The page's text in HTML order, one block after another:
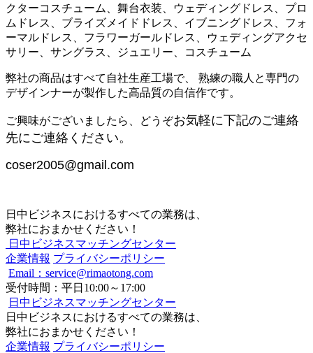
クターコスチューム、舞台衣装、ウェディングドレス、プロ
ムドレス、ブライズメイドドレス、イブニングドレス、フォ
ーマルドレス、フラワーガールドレス、ウェディングアクセ
サリー、サングラス、ジュエリー、コスチューム
弊社の商品はすべて自社生産工場で、 熟練の職人と専門の
デザインナーが製作した高品質の自信作です。
ご興味がございましたら、どうぞお気軽に下記のご連絡
先にご連絡ください。
coser2005@gmail.com
日中ビジネスにおけるすべての業務は、
弊社におまかせください！
日中ビジネスマッチングセンター
企業情報 プライバシーポリシー
Email：service@rimaotong.com
受付時間：平日10:00～17:00
日中ビジネスマッチングセンター
日中ビジネスにおけるすべての業務は、
弊社におまかせください！
企業情報 プライバシーポリシー